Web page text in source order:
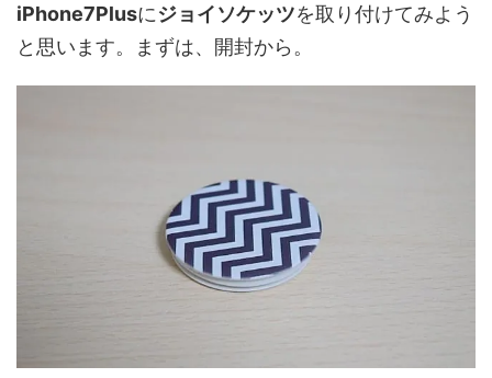
iPhone7Plusにジョイソケッツを取り付けてみよう
と思います。まずは、開封から。